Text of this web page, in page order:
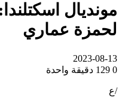
مونديال
لحمزة عماري
2023-08-13
0
دقيقة واحدة
/ع